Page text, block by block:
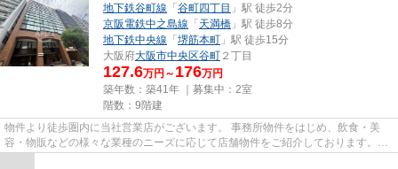
地下鉄谷町線 「谷町四丁目 」駅 徒歩2分
京阪電鉄中之島線 「天満橋 」駅 徒歩8分
地下鉄中央線 「堺筋本町 」駅 徒歩15分
大阪府大阪市中央区谷町 ２丁目
127.6万円～ 176万円
築年数：築41年 ｜募集中： 2室
階数：9階建
物件より徒歩圏内に当社営業店がございます。 事務所物件をはじめ、飲食・美
容・物販などの様々な業種のニーズに応じて店舗物件をご紹介しております。
尚、弊社ではおとり広告は一切...